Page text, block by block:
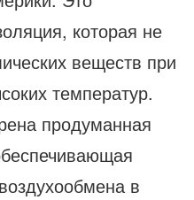
которая не
веществ при
температур.
продуманная
в